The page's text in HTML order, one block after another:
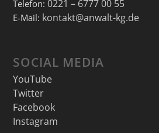
Telefon: 0221 – 6777 00 55
E-Mail: kontakt@anwalt-kg.de
SOCIAL MEDIA
YouTube
Twitter
Facebook
Instagram